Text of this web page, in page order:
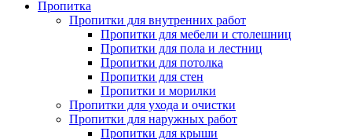
Пропитка
Пропитки для внутренних работ
Пропитки для мебели и столешниц
Пропитки для пола и лестниц
Пропитки для потолка
Пропитки для стен
Пропитки и морилки
Пропитки для ухода и очистки
Пропитки для наружных работ
Пропитки для крыши